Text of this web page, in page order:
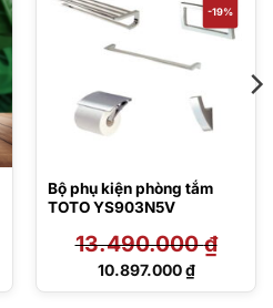
-19%
Bộ phụ kiện phòng tắm
TOTO YS903N5V
13.490.000₫
Giá
10.897.000₫
Giá